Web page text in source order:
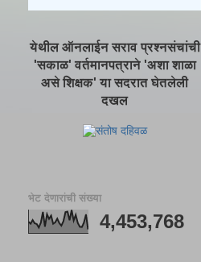
येथील ऑनलाईन सराव प्रश्नसंचांची
'सकाळ' वर्तमानपत्राने 'अशा शाळा
असे शिक्षक' या सदरात घेतलेली
दखल
भेट देणारांची संख्या
4,453,768